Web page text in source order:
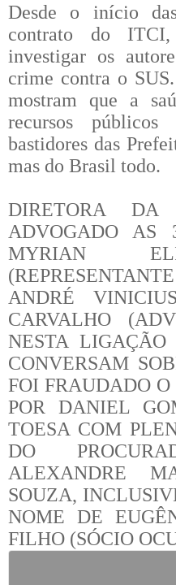
Desde o início
contrato do
investigar os
crime contra o
mostram que a
recursos públicos
bastidores das
mas do Brasil todo.
DIRETORA
ADVOGADO AS
MYRIAN
ANDRÉ
CARVALHO
NESTA
CONVERSAM
FOI FRAUDADO
POR DANIEL
TOESA COM
DO
ALEXANDRE
SOUZA,
NOME DE
FILHO (SÓCIO